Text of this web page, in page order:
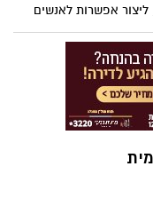
אפשרות לאנשים
בריא ואחראי, כלפי